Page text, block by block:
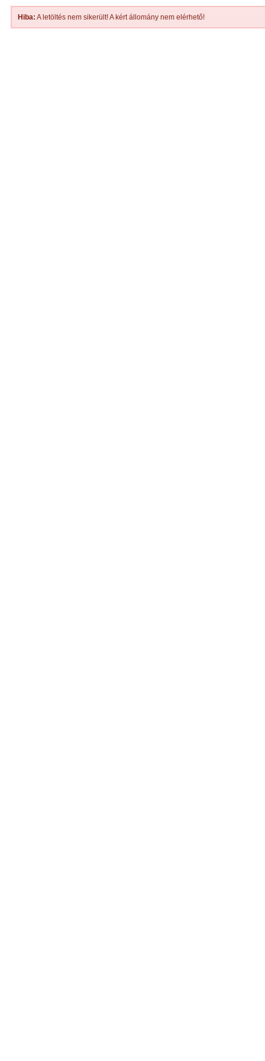
Hiba: A letöltés nem sikerült! A kért állomány nem elérhető!